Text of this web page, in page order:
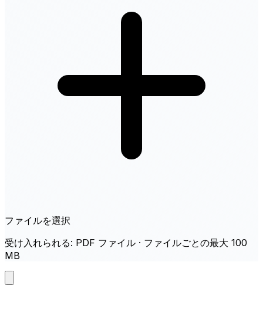
ファイルを選択
受け入れられる: PDF ファイル · ファイルごとの最大 100
MB